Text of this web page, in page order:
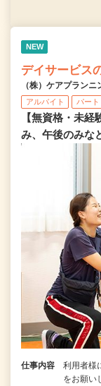
NEW
デイサービス
（株）ケアプラン
アルバイト パート
【無資格・未
み、午後のみな
仕事内容
利用者様
をお願い